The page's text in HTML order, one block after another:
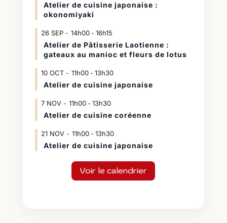
Atelier de cuisine japonaise :
okonomiyaki
26 SEP 14h00- 16h15
Atelier de Pâtisserie Laotienne :
gateaux au manioc et fleurs de lotus
10 OCT 11h00- 13h30
Atelier de cuisine japonaise
7 NOV 11h00- 13h30
Atelier de cuisine coréenne
21 NOV 11h00- 13h30
Atelier de cuisine japonaise
Voir le calendrier